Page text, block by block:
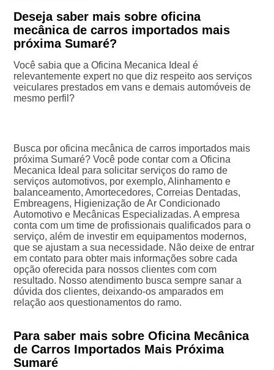
Deseja saber mais sobre oficina
mecânica de carros importados mais
próxima Sumaré?
Você sabia que a Oficina Mecanica Ideal é
relevantemente expert no que diz respeito aos serviços
veiculares prestados em vans e demais automóveis de
mesmo perfil?
Busca por oficina mecânica de carros importados mais
próxima Sumaré? Você pode contar com a Oficina
Mecanica Ideal para solicitar serviços do ramo de
serviços automotivos, por exemplo, Alinhamento e
balanceamento, Amortecedores, Correias Dentadas,
Embreagens, Higienização de Ar Condicionado
Automotivo e Mecânicas Especializadas. A empresa
conta com um time de profissionais qualificados para o
serviço, além de investir em equipamentos modernos,
que se ajustam a sua necessidade. Não deixe de entrar
em contato para obter mais informações sobre cada
opção oferecida para nossos clientes com com
resultado. Nosso atendimento busca sempre sanar a
dúvida dos clientes, deixando-os amparados em
relação aos questionamentos do ramo.
Para saber mais sobre Oficina Mecânica
de Carros Importados Mais Próxima
Sumaré